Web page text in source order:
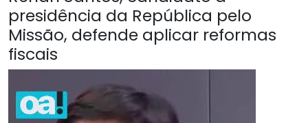
presidência da República pelo
Missão, defende aplicar reformas
fiscais